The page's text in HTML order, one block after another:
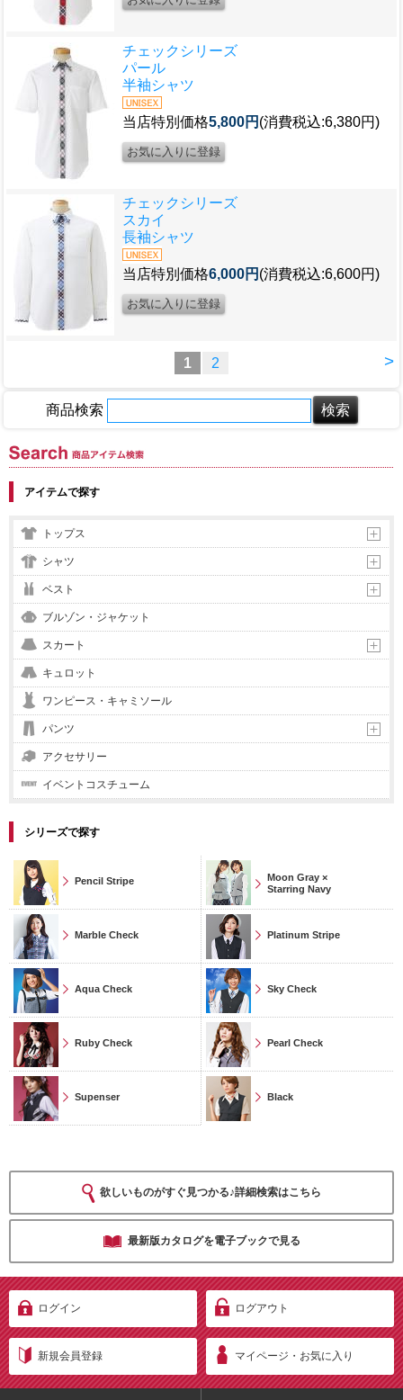
チェックシリーズ
パール
半袖シャツ
当店特別価格5,800円 (消費税込:6,380円)
チェックシリーズ
スカイ
長袖シャツ
当店特別価格6,000円 (消費税込:6,600円)
>
1 2
商品検索
商品アイテム検索
アイテムで探す
トップス
シャツ
ベスト
ブルゾン・ジャケット
スカート
キュロット
ワンピース・キャミソール
パンツ
アクセサリー
イベントコスチューム
シリーズで探す
Pencil Stripe
Moon Gray ×
Starring Navy
Marble Check Platinum Stripe
Aqua Check Sky Check
Ruby Check Pearl Check
Supenser Black
欲しいものがすぐ見つかる♪詳細検索はこちら
最新版カタログを電子ブックで見る
ログイン ログアウト
新規会員登録 マイページ・お気に入り